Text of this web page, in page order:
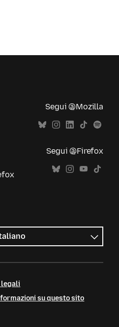
Segui @Mozilla
Segui @Firefox
legali
su questo sito